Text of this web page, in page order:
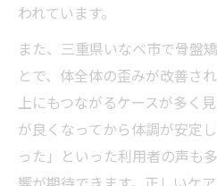
われています。
また、三重県いなべ市で骨盤
とで、体全体の歪みが改善さ
上にもつながるケースが多く
が良くなってから体調が安定
った」といった利用者の声も